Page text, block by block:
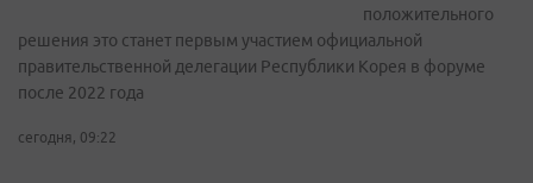
положительного
решения это станет первым участием официальной
правительственной делегации Республики Корея в форуме
после 2022 года
сегодня, 09:22